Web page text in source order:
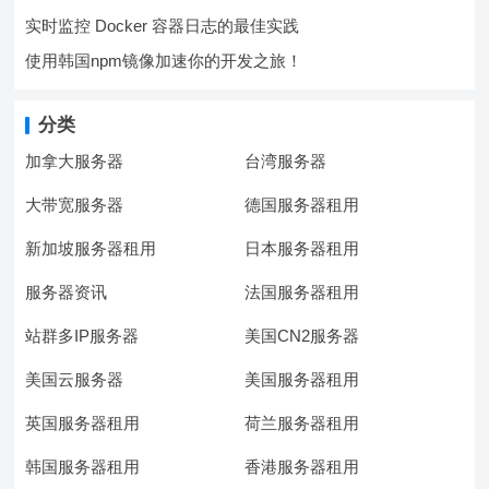
实时监控 Docker 容器日志的最佳实践
使用韩国npm镜像加速你的开发之旅！
分类
加拿大服务器 台湾服务器
大带宽服务器 德国服务器租用
新加坡服务器租用 日本服务器租用
服务器资讯 法国服务器租用
站群多IP服务器 美国CN2服务器
美国云服务器 美国服务器租用
英国服务器租用 荷兰服务器租用
韩国服务器租用 香港服务器租用